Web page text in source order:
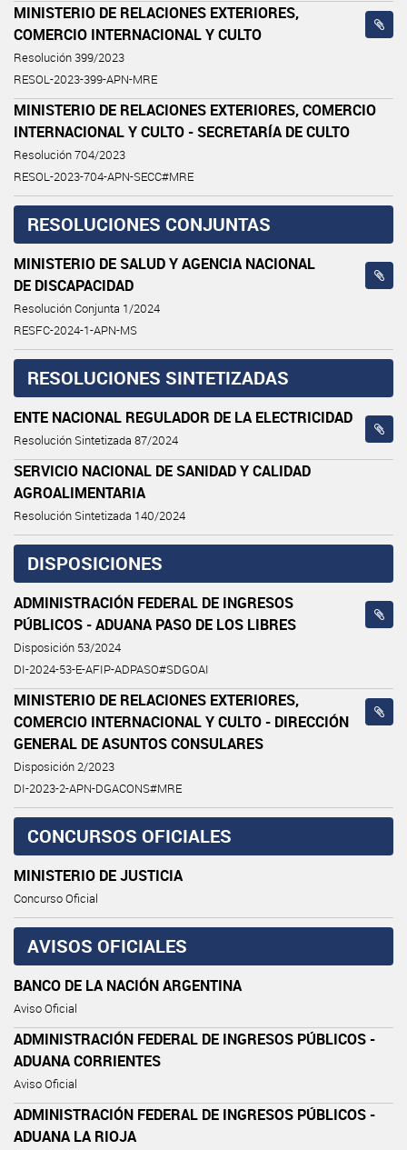
MINISTERIO DE RELACIONES EXTERIORES,
COMERCIO INTERNACIONAL Y CULTO
Resolución 399/2023
RESOL-2023-399-APN-MRE
MINISTERIO DE RELACIONES EXTERIORES, COMERCIO
INTERNACIONAL Y CULTO - SECRETARÍA DE CULTO
Resolución 704/2023
RESOL-2023-704-APN-SECC#MRE
RESOLUCIONES CONJUNTAS
MINISTERIO DE SALUD Y AGENCIA NACIONAL
DE DISCAPACIDAD
Resolución Conjunta 1/2024
RESFC-2024-1-APN-MS
RESOLUCIONES SINTETIZADAS
ENTE NACIONAL REGULADOR DE LA ELECTRICIDAD
Resolución Sintetizada 87/2024
SERVICIO NACIONAL DE SANIDAD Y CALIDAD
AGROALIMENTARIA
Resolución Sintetizada 140/2024
DISPOSICIONES
ADMINISTRACIÓN FEDERAL DE INGRESOS
PÚBLICOS - ADUANA PASO DE LOS LIBRES
Disposición 53/2024
DI-2024-53-E-AFIP-ADPASO#SDGOAI
MINISTERIO DE RELACIONES EXTERIORES,
COMERCIO INTERNACIONAL Y CULTO - DIRECCIÓN
GENERAL DE ASUNTOS CONSULARES
Disposición 2/2023
DI-2023-2-APN-DGACONS#MRE
CONCURSOS OFICIALES
MINISTERIO DE JUSTICIA
Concurso Oficial
AVISOS OFICIALES
BANCO DE LA NACIÓN ARGENTINA
Aviso Oficial
ADMINISTRACIÓN FEDERAL DE INGRESOS PÚBLICOS -
ADUANA CORRIENTES
Aviso Oficial
ADMINISTRACIÓN FEDERAL DE INGRESOS PÚBLICOS -
ADUANA LA RIOJA